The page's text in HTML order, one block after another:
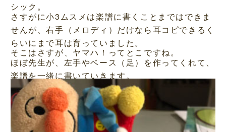
シック。
さすがに小3ムスメは楽譜に書くことまではできま
せんが、右手（メロディ）だけなら耳コピできるく
らいにまで耳は育っていました。
そこはさすが、ヤマハ！ってとこですね。
ほぼ先生が、左手やベース（足）を作ってくれて、
楽譜を一緒に書いていきます。